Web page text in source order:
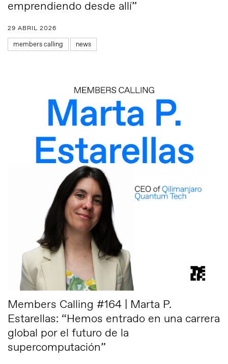
emprendiendo desde allí”
29 ABRIL 2026
members calling news
Members Calling #164 | Marta P.
Estarellas: “Hemos entrado en una carrera
global por el futuro de la
supercomputación”